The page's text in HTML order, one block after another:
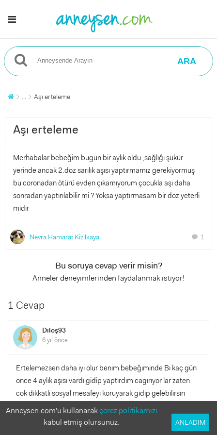
ARA
... Aşı erteleme
Aşı erteleme
Merhabalar bebeğim bugün bir aylık oldu ,sağlığı şükür
yerinde ancak 2.doz sarılık aşısı yaptırmamız gerekiyormuş
bu coronadan ötürü evden çıkamıyorum çocukla aşı daha
sonradan yaptırılabilir mi ? Yoksa yaptırmasam bir doz yeterli
midir
Nevra Hamarat Kizilkaya chat 1
Bu soruya cevap verir misin?
Anneler deneyimlerinden faydalanmak istiyor!
1 Cevap
Diloş93
6 yıl önce
Ertelemezsen daha iyi olur benim bebeğiminde Bi kaç gün
önce 4 aylık aşısı vardı gidip yaptırdım cagırıyor lar zaten
cok dikkatli sosyal mesafeyi koruyarak gidip gelebilirsin
aşılar önemli çocukları koruyorlar
YANITLA
Anneysen.com'u kullanarakçerez politikamızı
kabul etmiş olursunuz.
ANLADIM